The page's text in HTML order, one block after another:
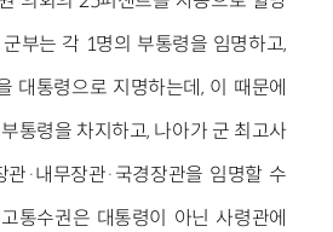
부는 각 1명의 부통령을 임명하고,
대통령으로 지명하는데, 이 때문에
통령을 차지하고, 나아가 군 최고사
·내무장관·국경장관을 임명할 수
통수권은 대통령이 아닌 사령관에